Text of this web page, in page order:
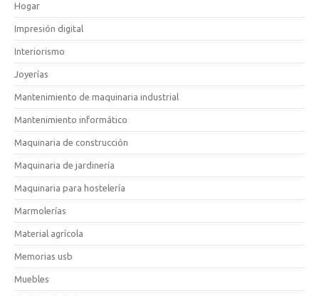
Hogar
Impresión digital
Interiorismo
Joyerías
Mantenimiento de maquinaria industrial
Mantenimiento informático
Maquinaria de construcción
Maquinaria de jardinería
Maquinaria para hostelería
Marmolerías
Material agrícola
Memorias usb
Muebles